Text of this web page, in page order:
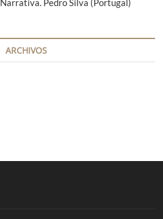
Narrativa. Pedro Silva (Portugal)
ARCHIVOS